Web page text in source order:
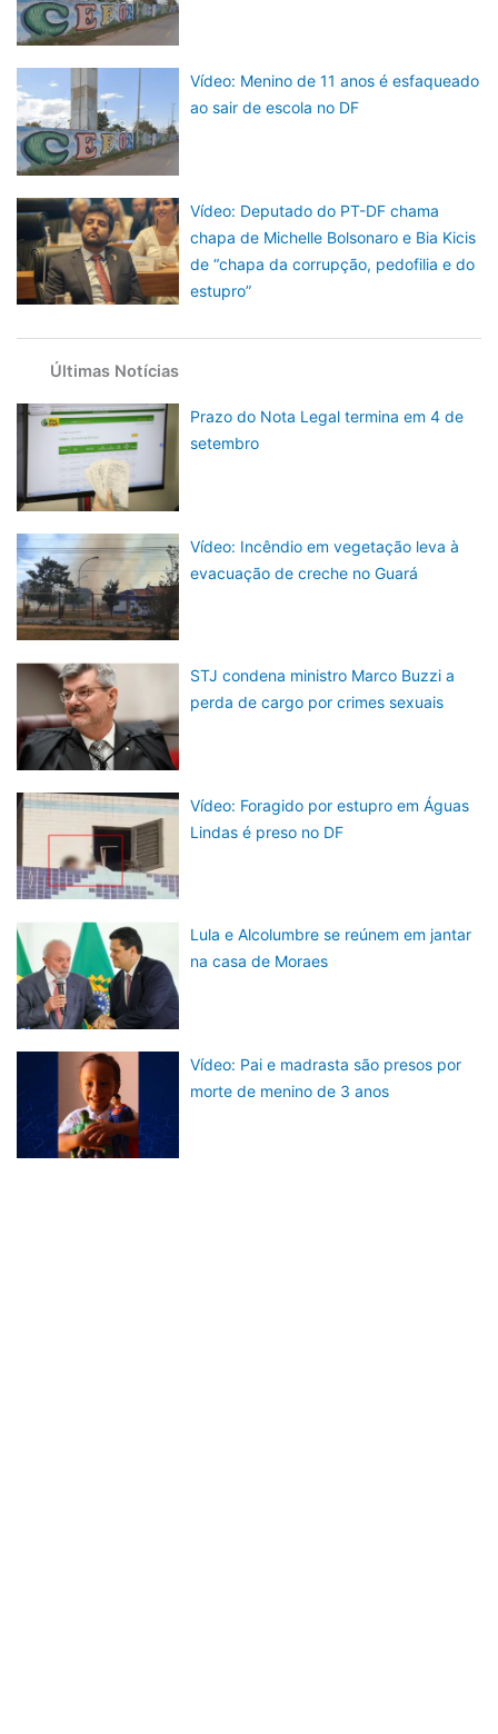
Vídeo: Menino de 11 anos é esfaqueado
ao sair de escola no DF
Vídeo: Deputado do PT-DF chama
chapa de Michelle Bolsonaro e Bia Kicis
de “chapa da corrupção, pedofilia e do
estupro”
Últimas Notícias
Prazo do Nota Legal termina em 4 de
setembro
Vídeo: Incêndio em vegetação leva à
evacuação de creche no Guará
STJ condena ministro Marco Buzzi a
perda de cargo por crimes sexuais
Vídeo: Foragido por estupro em Águas
Lindas é preso no DF
Lula e Alcolumbre se reúnem em jantar
na casa de Moraes
Vídeo: Pai e madrasta são presos por
morte de menino de 3 anos